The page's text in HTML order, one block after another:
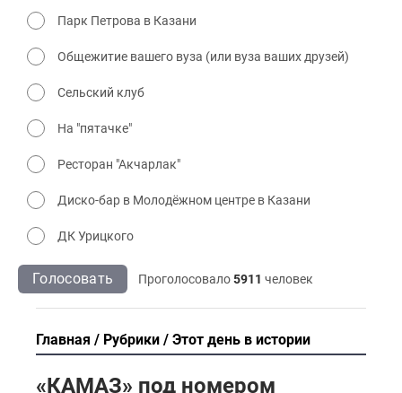
Парк Петрова в Казани
Общежитие вашего вуза (или вуза ваших друзей)
Сельский клуб
На "пятачке"
Ресторан "Акчарлак"
Диско-бар в Молодёжном центре в Казани
ДК Урицкого
Голосовать Проголосовало5911 человек
Главная Рубрики Этот день в истории
«КАМАЗ» под номером